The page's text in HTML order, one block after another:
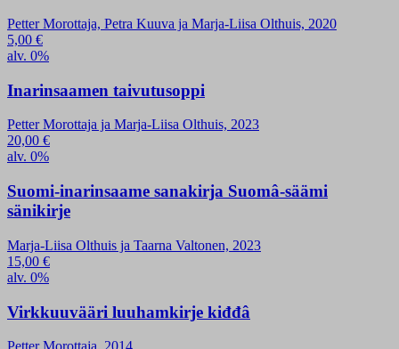
Petter Morottaja, Petra Kuuva ja Marja-Liisa Olthuis, 2020
5,00 €
alv. 0%
Inarinsaamen taivutusoppi
Petter Morottaja ja Marja-Liisa Olthuis, 2023
20,00 €
alv. 0%
Suomi-inarinsaame sanakirja Suomâ-säämi
sänikirje
Marja-Liisa Olthuis ja Taarna Valtonen, 2023
15,00 €
alv. 0%
Virkkuuvääri luuhamkirje kiđđâ